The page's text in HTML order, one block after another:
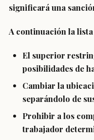
significará una
A continuación la
El superior
posibilidades de
Cambiar la
separándolo de
Prohibir a los
trabajador